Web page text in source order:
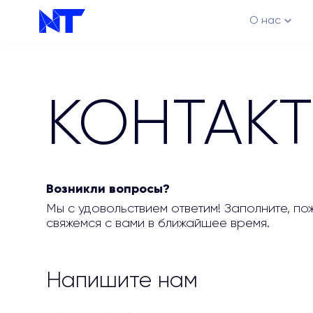
О нас
Каналы
Возникли вопросы?
Мы с удовольствием ответим! Заполните,
свяжемся с вами в ближайшее время.
Напишите нам